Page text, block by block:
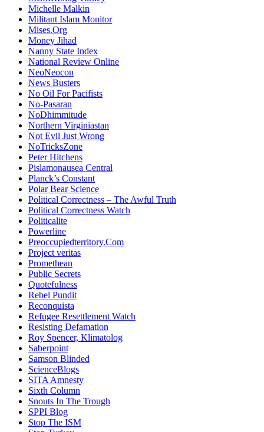
Michelle Malkin
Militant Islam Monitor
Mises.Org
Money Jihad
Nanny State Index
National Review Online
NeoNeocon
News Busters
No Oil For Pacifists
No-Pasaran
NoDhimmitude
Northern Virginiastan
Not Evil Just Wrong
NoTricksZone
Peter Hitchens
Pislamonausea Central
Planck’s Constant
Polar Bear Science
Political Correctness – The Awful Truth
Political Correctness Watch
Politicalite
Powerline
Preoccupiedterritory.Com
Project veritas
Promethean
Public Secrets
Quotefulness
Rebel Pundit
Reconquista
Refugee Resettlement Watch
Resisting Defamation
Roy Spencer, Klimatolog
Saberpoint
Samson Blinded
ScienceBlogs
SITA Amnesty
Sixth Column
Snouts In The Trough
SPPI Blog
Stop The ISM